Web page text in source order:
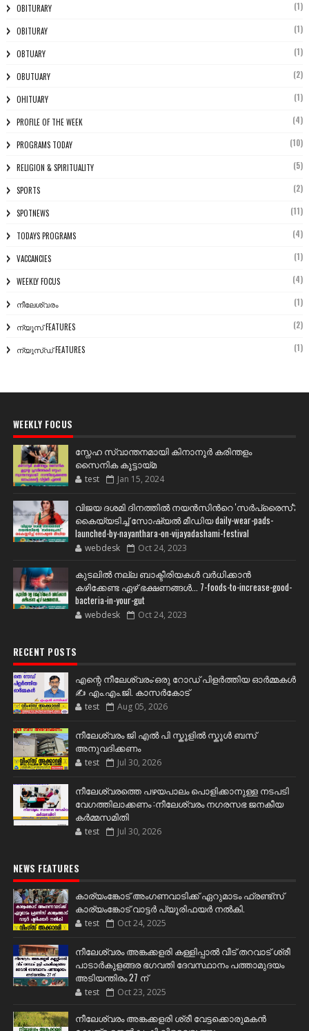
OBITURARY (1)
OBITURAY (1)
OBTUARY (1)
OBUTUARY (2)
OHITUARY (1)
PROFILE OF THE WEEK (4)
PROGRAMS TODAY (10)
RELIGION & SPIRITUALITY (5)
SPORTS (2)
SPOTNEWS (11)
TODAYS PROGRAMS (4)
VACCANCIES (1)
WEEKLY FOCUS (4)
നീലേശ്വരം (1)
ന്യൂസ് FEATURES (2)
ന്യൂസ്ഡ് FEATURES (1)
WEEKLY FOCUS
സ്നേഹ സ്വാന്തനമായി കിനാനൂർ കരിന്തളം
സൈനിക കൂട്ടായ്മ
test Jan 15, 2024
വിജയ ദശമി ദിനത്തില്‍ നയന്‍സിന്‍റെ 'സര്‍പ്രൈസ്';
കൈയ്യടിച്ച് സോഷ്യല്‍ മീഡിയ daily-wear-pads-
launched-by-nayanthara-on-vijayadashami-festival
webdesk Oct 24, 2023
കുടലിൽ നല്ല ബാക്ടീരിയകൾ വര്‍ധിക്കാന്‍
കഴിക്കേണ്ട ഏഴ് ഭക്ഷണങ്ങള്‍... 7-foods-to-increase-good-
bacteria-in-your-gut
webdesk Oct 24, 2023
RECENT POSTS
എന്റെ നീലേശ്വരം:ഒരു റോഡ് പിളർത്തിയ ഓർമ്മകൾ
✍️ എം.എം.ജി. കാസർകോട്
test Aug 05, 2026
നീലേശ്വരം ജി എൽ പി സ്കൂളിൽ സ്കൂൾ ബസ്
അനുവദിക്കണം
test Jul 30, 2026
നീലേശ്വരത്തെ പഴയപാലം പൊളിക്കാനുള്ള നടപടി
വേഗത്തിലാക്കണം :നീലേശ്വരം നഗരസഭ ജനകീയ
കർമ്മസമിതി
test Jul 30, 2026
NEWS FEATURES
കാര്യംങ്കോട് അംഗണവാടിക്ക് ഏറുമാടം ഫ്രണ്ട്സ്
കാര്യംങ്കോട് വാട്ടർ പ്യൂരിഫയർ നൽകി.
test Oct 24, 2025
നീലേശ്വരം അങ്കക്കളരി കള്ളിപ്പാൽ വീട് തറവാട് ശ്രീ
പാടാർകുളങ്ങര ഭഗവതി ദേവസ്ഥാനം പത്താമുദയം
അടിയന്തിരം 27 ന്
test Oct 23, 2025
നീലേശ്വരം അങ്കക്കളരി ശ്രീ വേട്ടക്കൊരുമകൻ